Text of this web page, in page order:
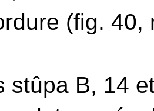
(fig. 40,
stûpa B, 14